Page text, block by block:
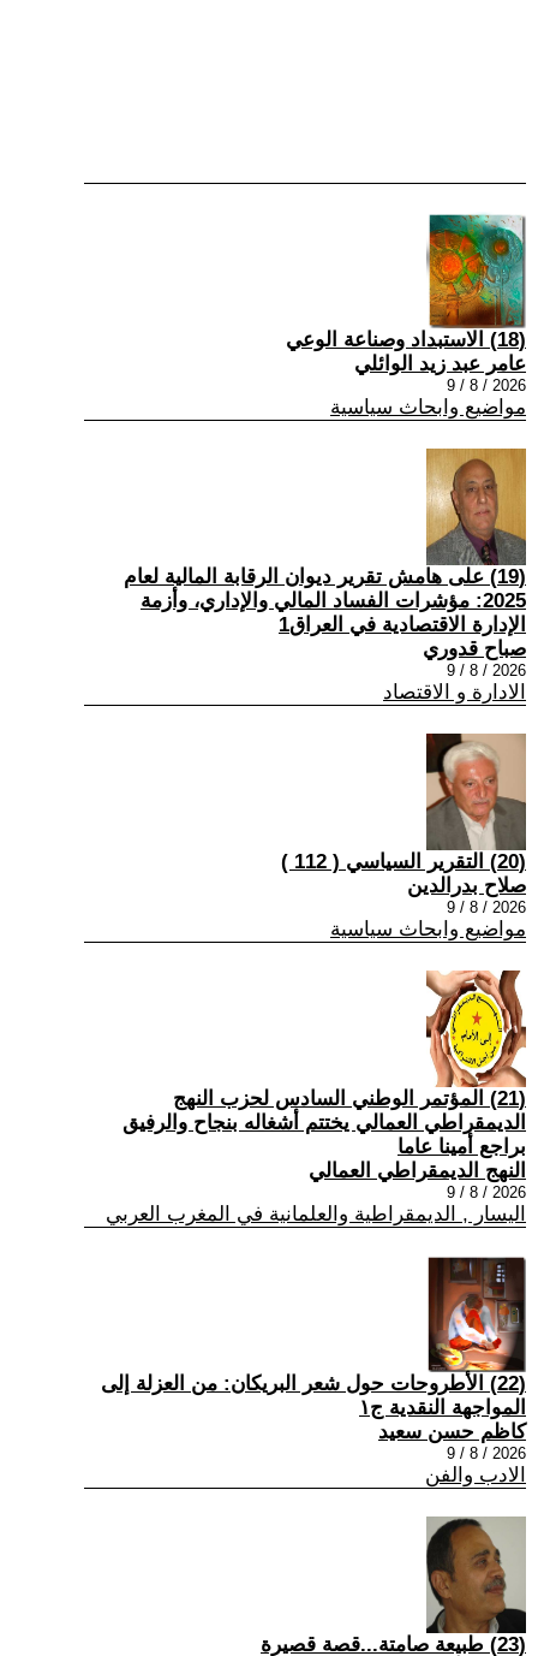
(18) الاستبداد وصناعة الوعي
عامر عبد زيد الوائلي
2026 / 8 / 9
مواضيع وابحاث سياسية
(19) على هامش تقرير ديوان الرقابة المالية لعام
2025: مؤشرات الفساد المالي والإداري، وأزمة
الإدارة الاقتصادية في العراق1
صباح قدوري
2026 / 8 / 9
الادارة و الاقتصاد
(20) التقرير السياسي ( 112 )
صلاح بدرالدين
2026 / 8 / 9
مواضيع وابحاث سياسية
(21) المؤتمر الوطني السادس لحزب النهج
الديمقراطي العمالي يختتم أشغاله بنجاح والرفيق
براجع أمينا عاما
النهج الديمقراطي العمالي
2026 / 8 / 9
اليسار , الديمقراطية والعلمانية في المغرب العربي
(22) الأطروحات حول شعر البريكان: من العزلة إلى
المواجهة النقدية ج١
كاظم حسن سعيد
2026 / 8 / 9
الادب والفن
(23) طبيعة صامتة...قصة قصيرة